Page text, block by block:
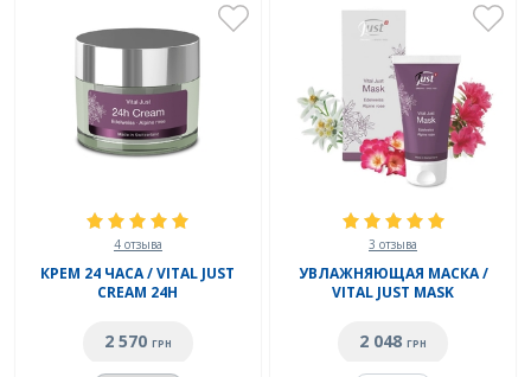
4 отзыва
КРЕМ 24 ЧАСА / VITAL JUST
CREAM 24H
2 570 ГРН
3 отзыва
УВЛАЖНЯЮЩАЯ МАСКА /
VITAL JUST MASK
2 048 ГРН